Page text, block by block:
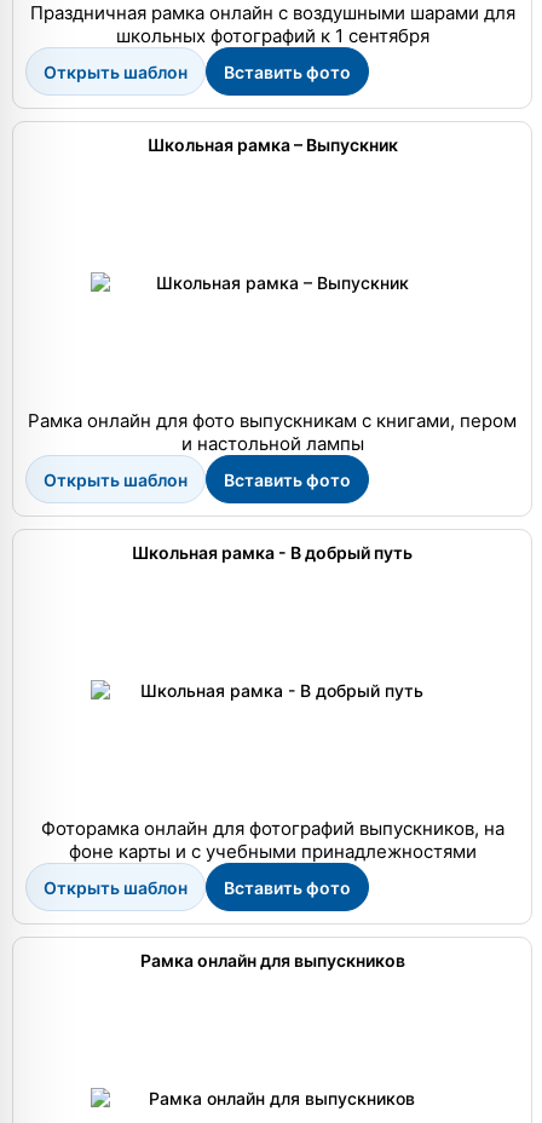
Праздничная рамка онлайн с воздушными шарами для
школьных фотографий к 1 сентября
Открыть шаблон Вставить фото
Школьная рамка – Выпускник
Рамка онлайн для фото выпускникам с книгами, пером
и настольной лампы
Открыть шаблон Вставить фото
Школьная рамка - В добрый путь
Фоторамка онлайн для фотографий выпускников, на
фоне карты и с учебными принадлежностями
Открыть шаблон Вставить фото
Рамка онлайн для выпускников